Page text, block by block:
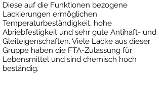
Diese auf die Funktionen bezogene
Lackierungen ermöglichen
Temperaturbeständigkeit, hohe
Abriebfestigkeit und sehr gute Antihaft- und
Gleiteigenschaften. Viele Lacke aus dieser
Gruppe haben die FTA-Zulassung für
Lebensmittel und sind chemisch hoch
beständig.